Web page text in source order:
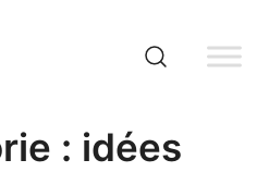
: idées